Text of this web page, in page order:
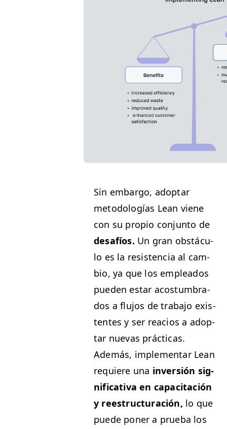
Sin embar­go, adop­tar
metodologías Lean viene
con su pro­pio con­jun­to de
desafíos. Un gran obstácu­
lo es la resisten­cia al cam­
bio, ya que los emplea­d­os
pueden estar acos­tum­bra­
dos a flu­jos de tra­ba­jo exis­
tentes y ser rea­cios a adop­
tar nuevas prác­ti­cas.
Además, imple­men­tar Lean
requiere una inver­sión sig­
ni­fica­ti­va en capac­itación
y reestruc­turación, lo que
puede pon­er a prue­ba los